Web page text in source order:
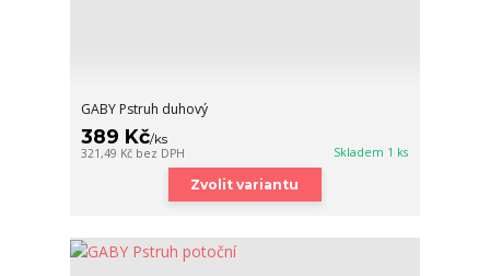
GABY Pstruh duhový
389 Kč/ks
321,49 Kč bez DPH Skladem 1 ks
Zvolit variantu